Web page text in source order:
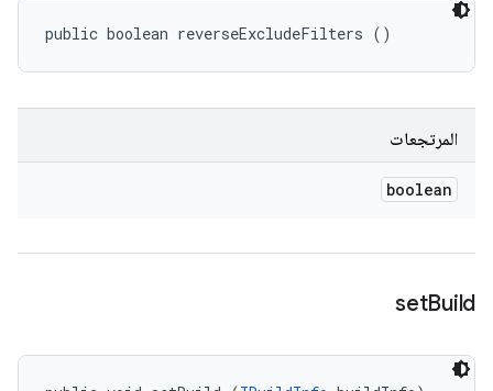
public boolean reverseExcludeFilters ()
المرتجعات
boolean
setBuild